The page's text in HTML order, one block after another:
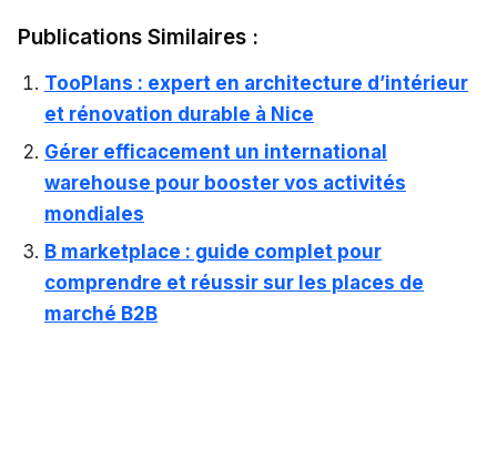
Publications Similaires :
TooPlans : expert en architecture d’intérieur
et rénovation durable à Nice
Gérer efficacement un international
warehouse pour booster vos activités
mondiales
B marketplace : guide complet pour
comprendre et réussir sur les places de
marché B2B